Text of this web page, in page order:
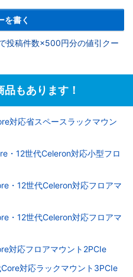
を書く
投稿件数×500円分の値引クー
もあります！
対応省スペースラックマウン
・12世代Celeron対応小型フロ
・12世代Celeron対応フロアマ
・12世代Celeron対応フロアマ
対応フロアマウント2PCIe
対応ラックマウント3PCIe